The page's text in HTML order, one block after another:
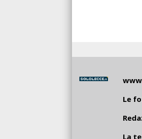
Le
La